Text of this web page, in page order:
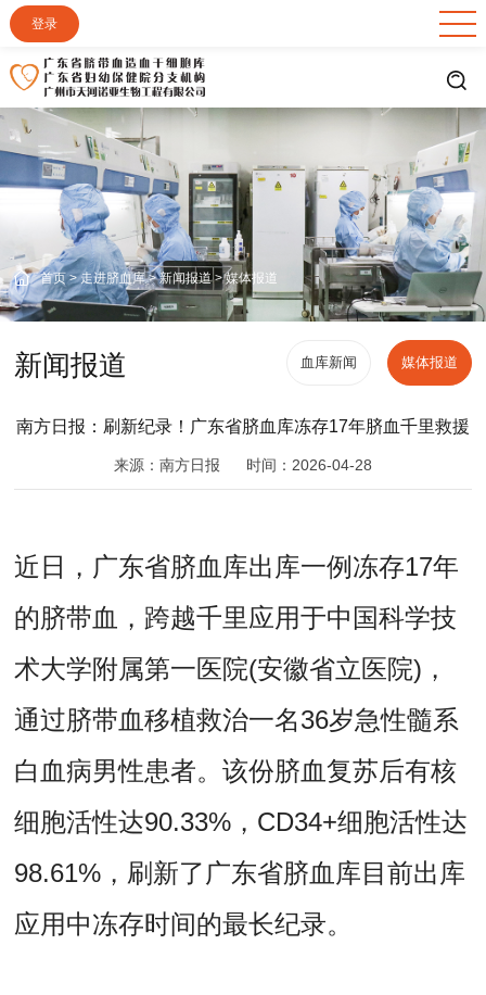
登录
首页>走进脐血库>新闻报道>媒体报道
新闻报道 血库新闻 媒体报道
南方日报：刷新纪录！广东省脐血库冻存17年脐血千里救援
来源：南方日报 时间：2026-04-28
近日，广东省脐血库出库一例冻存17年
的脐带血，跨越千里应用于中国科学技
术大学附属第一医院(安徽省立医院)，
通过脐带血移植救治一名36岁急性髓系
白血病男性患者。该份脐血复苏后有核
细胞活性达90.33%，CD34+细胞活性达
98.61%，刷新了广东省脐血库目前出库
应用中冻存时间的最长纪录。